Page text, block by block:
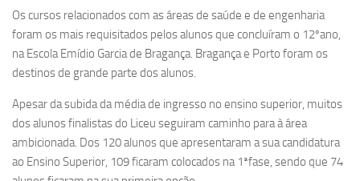
Os cursos relacionados com as áreas de saúde e de engenharia
foram os mais requisitados pelos alunos que concluíram o 12ºano,
na Escola Emídio Garcia de Bragança. Bragança e Porto foram os
destinos de grande parte dos alunos.
Apesar da subida da média de ingresso no ensino superior, muitos
dos alunos finalistas do Liceu seguiram caminho para à área
ambicionada. Dos 120 alunos que apresentaram a sua candidatura
ao Ensino Superior, 109 ficaram colocados na 1ªfase, sendo que 74